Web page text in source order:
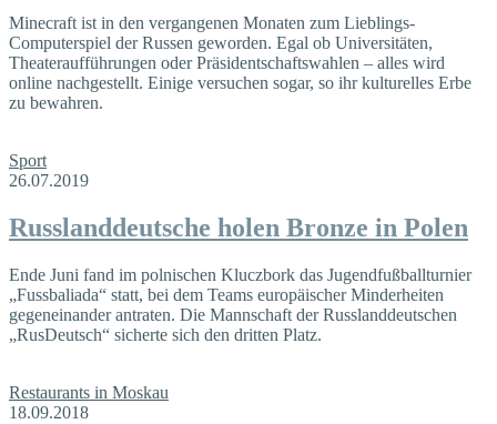
Minecraft ist in den vergangenen Monaten zum Lieblings-
Computerspiel der Russen geworden. Egal ob Universitäten,
Theateraufführungen oder Präsidentschaftswahlen – alles wird
online nachgestellt. Einige versuchen sogar, so ihr kulturelles Erbe
zu bewahren.
Sport
26.07.2019
Russlanddeutsche holen Bronze in Polen
Ende Juni fand im polnischen Kluczbork das Jugendfußballturnier
„Fussbaliada“ statt, bei dem Teams europäischer Minderheiten
gegeneinander antraten. Die Mannschaft der Russlanddeutschen
„RusDeutsch“ sicherte sich den dritten Platz.
Restaurants in Moskau
18.09.2018